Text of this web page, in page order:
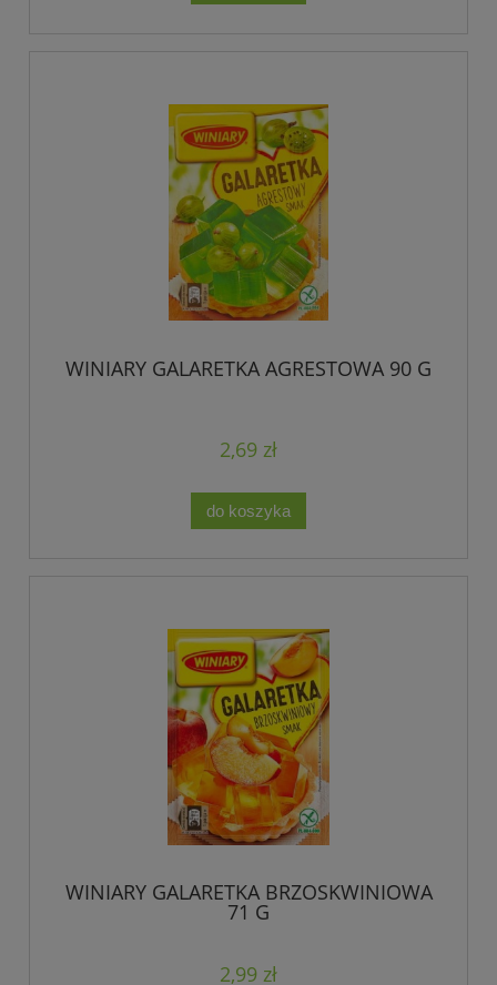
WINIARY GALARETKA AGRESTOWA 90 G
2,69 zł
do koszyka
WINIARY GALARETKA BRZOSKWINIOWA
71 G
2,99 zł